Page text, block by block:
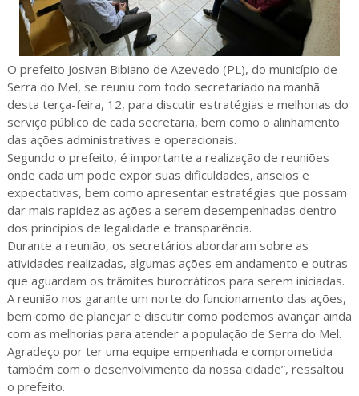
O prefeito Josivan Bibiano de Azevedo (PL), do município de
Serra do Mel, se reuniu com todo secretariado na manhã
desta terça-feira, 12, para discutir estratégias e melhorias do
serviço público de cada secretaria, bem como o alinhamento
das ações administrativas e operacionais.
Segundo o prefeito, é importante a realização de reuniões
onde cada um pode expor suas dificuldades, anseios e
expectativas, bem como apresentar estratégias que possam
dar mais rapidez as ações a serem desempenhadas dentro
dos princípios de legalidade e transparência.
Durante a reunião, os secretários abordaram sobre as
atividades realizadas, algumas ações em andamento e outras
que aguardam os trâmites burocráticos para serem iniciadas.
A reunião nos garante um norte do funcionamento das ações,
bem como de planejar e discutir como podemos avançar ainda
com as melhorias para atender a população de Serra do Mel.
Agradeço por ter uma equipe empenhada e comprometida
também com o desenvolvimento da nossa cidade”, ressaltou
o prefeito.